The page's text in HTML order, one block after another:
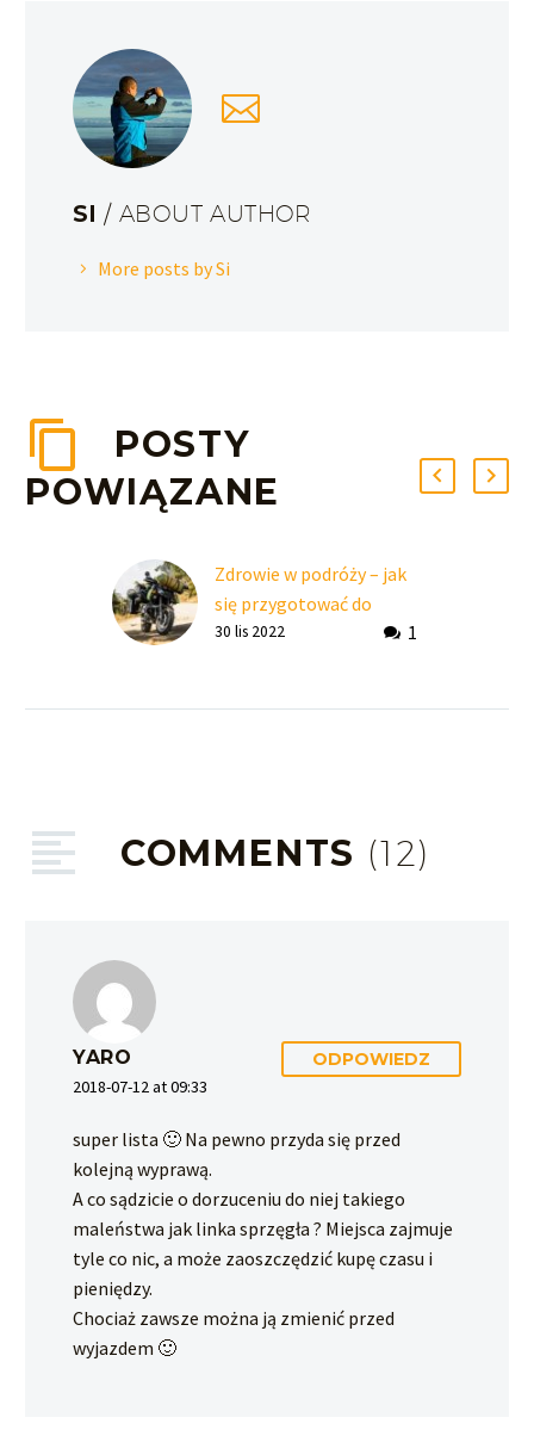
SI/ ABOUT AUTHOR
More posts by Si
POSTY
POWIĄZANE
Zdrowie w podróży – jak
się przygotować do
wyjazdu?
1
30 lis 2022
COMMENTS (12)
YARO
2018-07-12 at 09:33
ODPOWIEDZ
super lista 🙂 Na pewno przyda się przed
kolejną wyprawą.
A co sądzicie o dorzuceniu do niej takiego
maleństwa jak linka sprzęgła ? Miejsca zajmuje
tyle co nic, a może zaoszczędzić kupę czasu i
pieniędzy.
Chociaż zawsze można ją zmienić przed
wyjazdem 🙂